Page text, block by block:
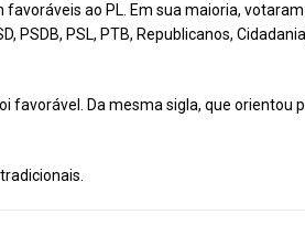
ao PL. Em sua maioria,
PSDB, PSL, PTB, Republicanos,
Da mesma sigla, que orientou